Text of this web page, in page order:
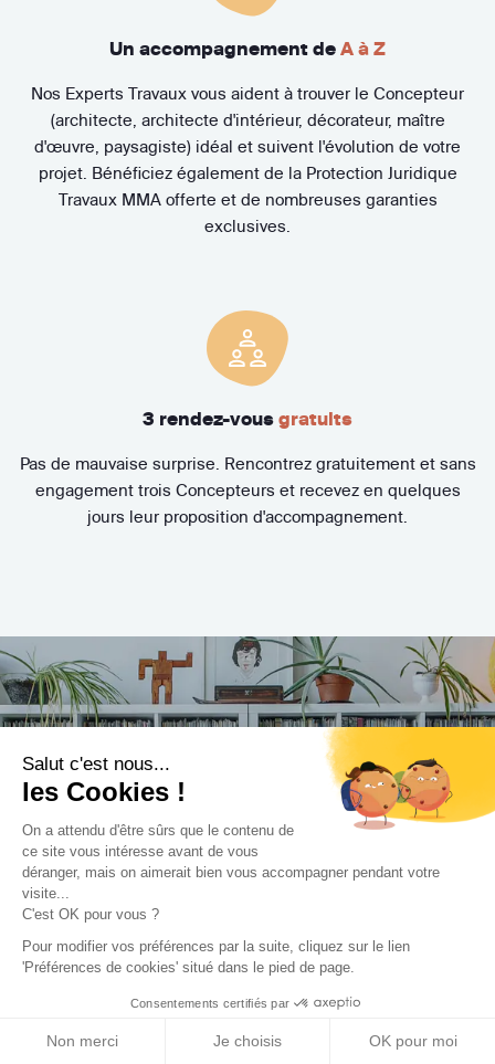
Salut c'est nous...
les Cookies !
On a attendu d'être sûrs que le contenu de
ce site vous intéresse avant de vous
déranger, mais on aimerait bien vous accompagner pendant votre
visite...
C'est OK pour vous ?
Pour modifier vos préférences par la suite, cliquez sur le lien
'Préférences de cookies' situé dans le pied de page.
Consentements certifiés par
Non merci Je choisis OK pour moi
Un accompagnement de A à Z
Nos Experts Travaux vous aident à trouver le Concepteur
(architecte, architecte d'intérieur, décorateur, maître
d'œuvre, paysagiste) idéal et suivent l'évolution de votre
projet. Bénéficiez également de la Protection Juridique
Travaux MMA offerte et de nombreuses garanties
exclusives.
3 rendez-vous gratuits
Pas de mauvaise surprise. Rencontrez gratuitement et sans
engagement trois Concepteurs et recevez en quelques
jours leur proposition d'accompagnement.
Trouvez le professionnel
le plus adapté à votre
projet !